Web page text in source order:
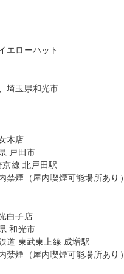
エローハット
埼玉県和光市
木店
戸田市
線 北戸田駅
禁煙（屋内喫煙可能場所あり）
白子店
和光市
道 東武東上線 成増駅
禁煙（屋内喫煙可能場所あり）